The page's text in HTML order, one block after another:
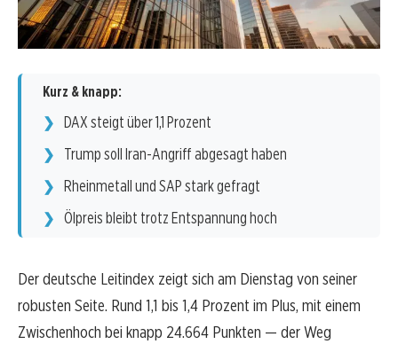
Kurz & knapp:
DAX steigt über 1,1 Prozent
Trump soll Iran-Angriff abgesagt haben
Rheinmetall und SAP stark gefragt
Ölpreis bleibt trotz Entspannung hoch
Der deutsche Leitindex zeigt sich am Dienstag von seiner
robusten Seite. Rund 1,1 bis 1,4 Prozent im Plus, mit einem
Zwischenhoch bei knapp 24.664 Punkten — der Weg